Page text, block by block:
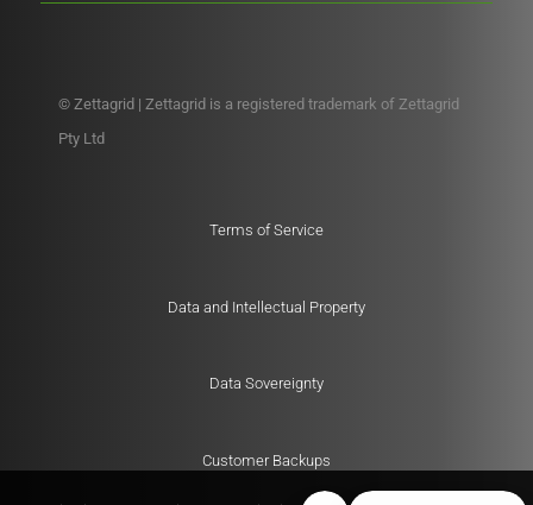
© Zettagrid | Zettagrid is a registered trademark of Zettagrid
Pty Ltd
Terms of Service
Data and Intellectual Property
Data Sovereignty
Customer Backups